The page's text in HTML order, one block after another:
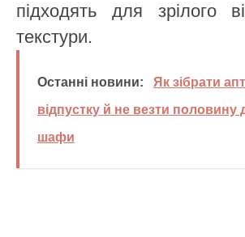
підходять для зрілого
текстури.
Останні новини:
Як зібрати
відпустку й не везти половину
шафи